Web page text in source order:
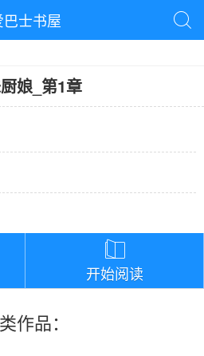
巴士书屋 
娘_ 第1章

开始阅读
作品：